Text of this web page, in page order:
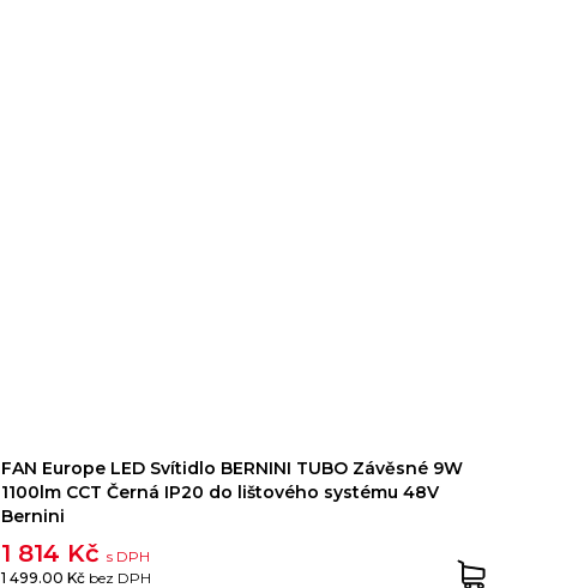
FAN Europe LED Svítidlo BERNINI TUBO Závěsné 9W
1100lm CCT Černá IP20 do lištového systému 48V
Bernini
1 814 Kčs DPH
1 499.00 Kč bez DPH